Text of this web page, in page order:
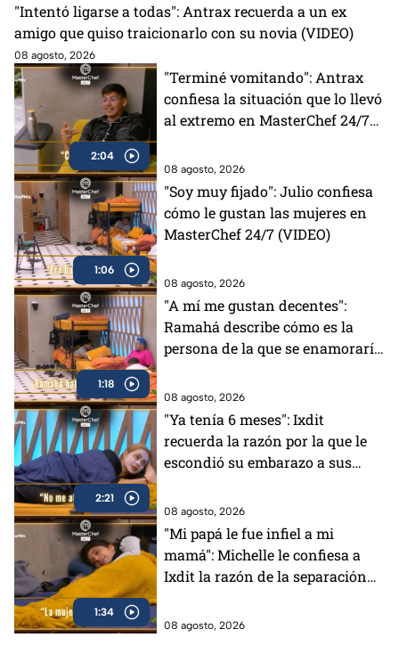
"Intentó ligarse a todas": Antrax recuerda a un ex
amigo que quiso traicionarlo con su novia (VIDEO)
08 agosto, 2026
2:04
"Terminé vomitando": Antrax
confiesa la situación que lo llevó
al extremo en MasterChef 24/7
08 agosto, 2026
1:06
"Soy muy fijado": Julio confiesa
cómo le gustan las mujeres en
MasterChef 24/7 (VIDEO)
08 agosto, 2026
1:18
"A mí me gustan decentes":
Ramahá describe cómo es la
persona de la que se enamoraría
08 agosto, 2026
2:21
"Ya tenía 6 meses": Ixdit
recuerda la razón por la que le
escondió su embarazo a sus
(VIDEO)
08 agosto, 2026
1:34
"Mi papá le fue infiel a mi
mamá": Michelle le confiesa a
Ixdit la razón de la separación
24/7 (VIDEO)
08 agosto, 2026